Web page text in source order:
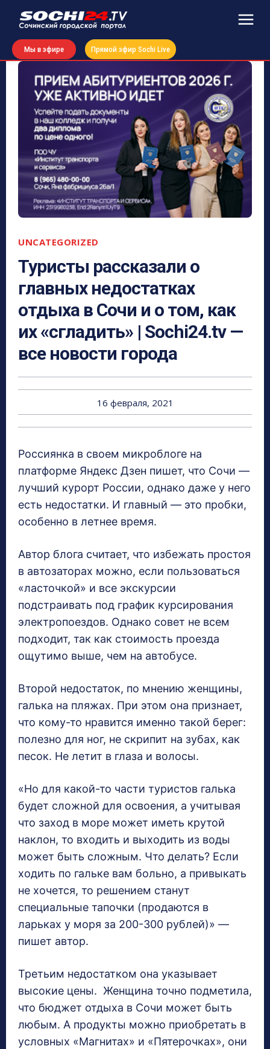
Мы в эфире Прямой эфир Sochi Live
UNCATEGORIZED
Туристы рассказали о
главных недостатках
отдыха в Сочи и о том, как
их «сгладить» | Sochi24.tv —
все новости города
16 февраля, 2021
Россиянка в своем микроблоге на
платформе Яндекс Дзен пишет, что Сочи —
лучший курорт России, однако даже у него
есть недостатки. И главный — это пробки,
особенно в летнее время.
Автор блога считает, что избежать простоя
в автозаторах можно, если пользоваться
«ласточкой» и все экскурсии
подстраивать под график курсирования
электропоездов. Однако совет не всем
подходит, так как стоимость проезда
ощутимо выше, чем на автобусе.
Второй недостаток, по мнению женщины,
галька на пляжах. При этом она признает,
что кому-то нравится именно такой берег:
полезно для ног, не скрипит на зубах, как
песок. Не летит в глаза и волосы.
«Но для какой-то части туристов галька
будет сложной для освоения, а учитывая
что заход в море может иметь крутой
наклон, то входить и выходить из воды
может быть сложным. Что делать? Если
ходить по гальке вам больно, а привыкать
не хочется, то решением станут
специальные тапочки (продаются в
ларьках у моря за 200-300 рублей)» —
пишет автор.
Третьим недостатком она указывает
высокие цены. Женщина точно подметила,
что бюджет отдыха в Сочи может быть
любым. А продукты можно приобретать в
условных «Магнитах» и «Пятерочках», они